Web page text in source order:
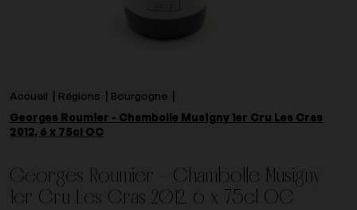
Accueil Régions
Bourgogne
Georges Roumier - Chambolle Musigny 1er Cru Les Cras
2012, 6 x 75cl OC
Georges Roumier - Chambolle Musigny
1er Cru Les Cras 2012, 6 x 75cl OC